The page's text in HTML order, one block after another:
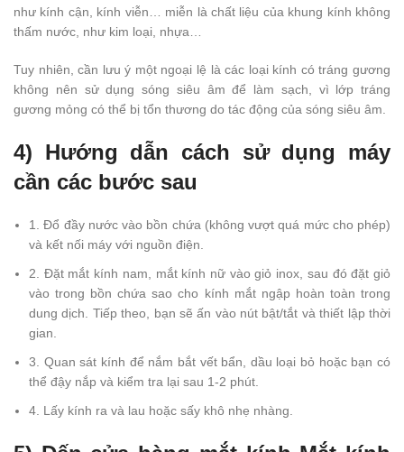
như kính cận, kính viễn… miễn là chất liệu của khung kính không
thấm nước, như kim loại, nhựa…
Tuy nhiên, cần lưu ý một ngoại lệ là các loại kính có tráng gương
không nên sử dụng sóng siêu âm để làm sạch, vì lớp tráng
gương mỏng có thể bị tổn thương do tác động của sóng siêu âm.
4) Hướng dẫn cách sử dụng máy
cần các bước sau
1. Đổ đầy nước vào bồn chứa (không vượt quá mức cho phép)
và kết nối máy với nguồn điện.
2. Đặt mắt kính nam, mắt kính nữ vào giỏ inox, sau đó đặt giỏ
vào trong bồn chứa sao cho kính mắt ngập hoàn toàn trong
dung dịch. Tiếp theo, bạn sẽ ấn vào nút bật/tắt và thiết lập thời
gian.
3. Quan sát kính để nắm bắt vết bẩn, dầu loại bỏ hoặc bạn có
thể đậy nắp và kiểm tra lại sau 1-2 phút.
4. Lấy kính ra và lau hoặc sấy khô nhẹ nhàng.